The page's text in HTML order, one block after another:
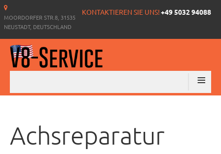
+49 5032 94088
KONTAKTIEREN SIE UNS!
MOORDORFER STR.8, 31535
NEUSTADT, DEUTSCHLAND
≡
Achsreparatur